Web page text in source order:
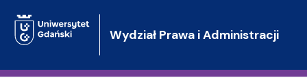
Wydział Prawa i Administracji